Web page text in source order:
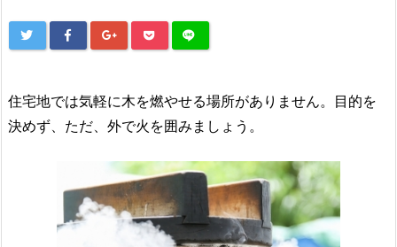
住宅地では気軽に木を燃やせる場所がありません。目的を
決めず、ただ、外で火を囲みましょう。